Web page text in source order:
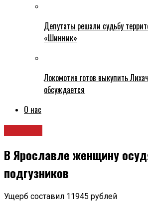
Депутаты решали судьбу
«Шинник»
Локомотив готов выкупить
обсуждается
О нас
В Ярославле женщину
подгузников
Ущерб составил 11945 рублей